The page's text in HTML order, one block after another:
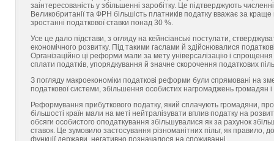
заінтересованість у збільшенні заробітку. Це підтверджують
Великобританії та ФРН більшість платників податку вважає за
зростанні податкової ставки понад 30 %.
Усе це дало підстави, з огляду на кейнсіанські постулати,
економічного розвитку. Під такими гаслами й здійснювалися
Організаційно ці реформи мали за мету універсалізацію і
сплати податків, упорядкування й значне скорочення податкових
З погляду макроекономіки податкові реформи були спрямовані на
податкової системи, збільшення особистих нагромаджень громадян
Реформування прибуткового податку, який сплачують громадяни,
більшості країн мали на меті нейтралізувати вплив податку на
обсяги особистого оподаткування збіль­шувалися як за рахунок
ставок. Це зумовило застосування різноманітних пільг, як
функції держави, негативно позначалося на споживанні.